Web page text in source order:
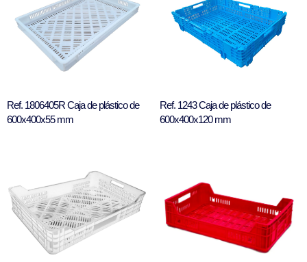
Ref. 1806405R Caja de plástico de
600x400x55 mm
Ref. 1243 Caja de plástico de
600x400x120 mm